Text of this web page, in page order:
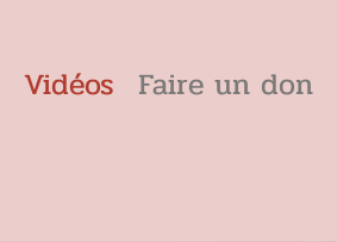
Vidéos Faire un don